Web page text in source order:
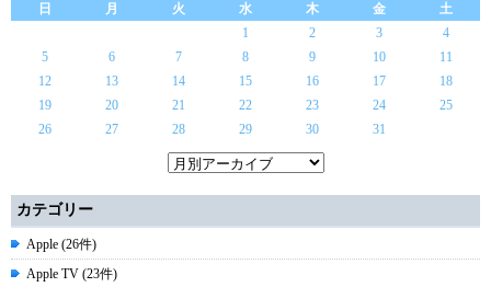
日
月 火 水 木 金
土
1
2 3
4
5
6 7 8 9 10
11
12
13 14 15 16 17
18
19
20 21 22 23 24
25
26
27 28 29 30 31
カテゴリー
Apple (26件)
Apple TV (23件)